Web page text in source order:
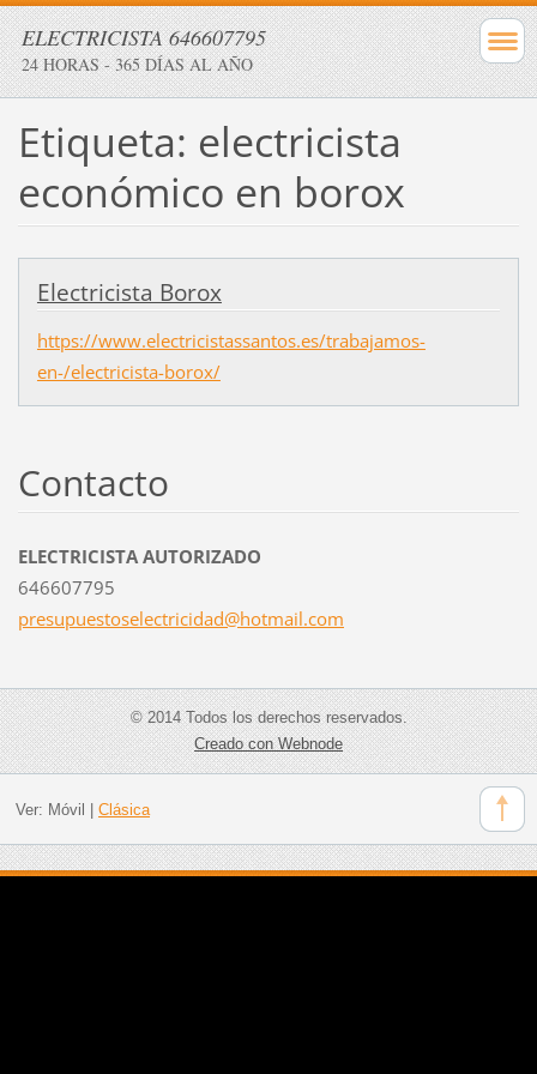
ELECTRICISTA 646607795
24 HORAS - 365 DÍAS AL AÑO
Etiqueta: electricista
económico en borox
Electricista Borox
https://www.electricistassantos.es/trabajamos-
en-/electricista-borox/
Contacto
ELECTRICISTA AUTORIZADO
646607795
presupuestoselectricidad@hotmail.com
© 2014 Todos los derechos reservados.
Creado con Webnode
Ver: Móvil Clásica